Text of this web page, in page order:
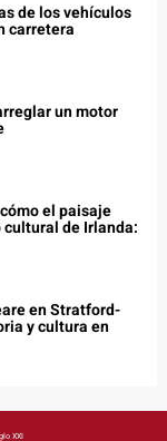
de los vehículos
carretera
un motor
el paisaje
de Irlanda:
en Stratford-
y cultura en
XXI